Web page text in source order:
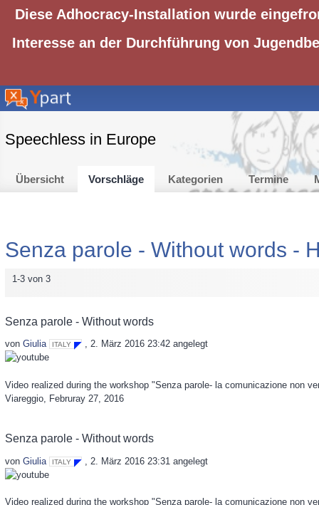
Diese Adhocracy-Installation wurde
Interesse an der Durchführung von
Speechless in Europe
Übersicht Vorschläge Kategorien Termine
Senza parole - Without words -
1-3 von 3
Senza parole - Without words
von Giulia ITALY , 2. März 2016 23:42angelegt
Video realized during the workshop "Senza parole- la comunicazione non
Viareggio, Februray 27, 2016
Senza parole - Without words
von Giulia ITALY 2. März 2016 23:31 angelegt
Video realized during the workshop "Senza parole- la comunicazione non